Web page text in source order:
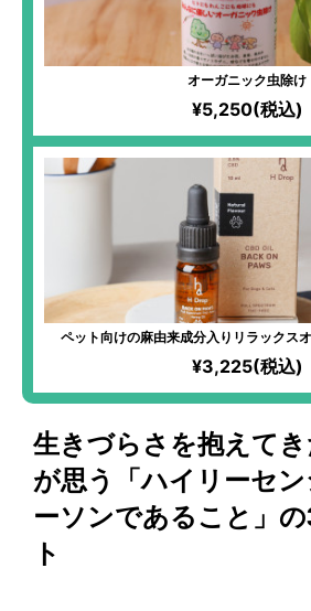
オーガニック虫除け
¥5,250(税込)
ペット向けの麻由来成分入りリラックス
¥3,225(税込)
生きづらさを抱えて
が思う「ハイリーセ
ーソンであること」
ト